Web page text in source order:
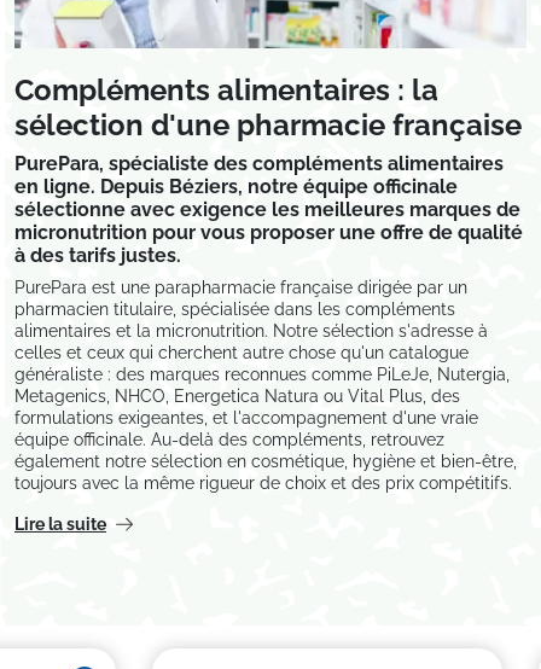
Compléments alimentaires : la
sélection d'une pharmacie française
PurePara, spécialiste des compléments alimentaires
en ligne. Depuis Béziers, notre équipe officinale
sélectionne avec exigence les meilleures marques de
micronutrition pour vous proposer une offre de qualité
à des tarifs justes.
PurePara est une parapharmacie française dirigée par un
pharmacien titulaire, spécialisée dans les compléments
alimentaires et la micronutrition. Notre sélection s'adresse à
celles et ceux qui cherchent autre chose qu'un catalogue
généraliste : des marques reconnues comme PiLeJe, Nutergia,
Metagenics, NHCO, Energetica Natura ou Vital Plus, des
formulations exigeantes, et l'accompagnement d'une vraie
équipe officinale. Au-delà des compléments, retrouvez
également notre sélection en cosmétique, hygiène et bien-être,
toujours avec la même rigueur de choix et des prix compétitifs.
Lire la suite